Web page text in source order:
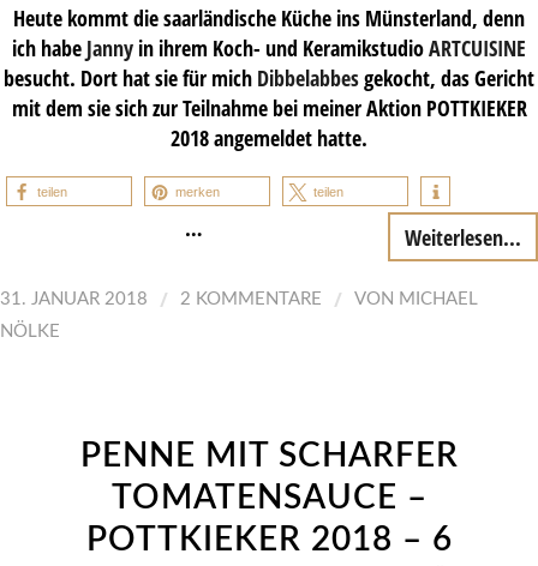
Heute kommt die saarländische Küche ins Münsterland, denn
ich habe Janny in ihrem Koch- und KeramikstudioARTCUISINE
besucht. Dort hat sie für mich Dibbelabbesgekocht, das Gericht
mit dem sie sich zur Teilnahme bei meiner Aktion POTTKIEKER
2018 angemeldet hatte.
teilen merken teilen
… Weiterlesen...
31. JANUAR 2018 / 2 KOMMENTARE / VON MICHAEL
NÖLKE
PENNE MIT SCHARFER
TOMATENSAUCE –
POTTKIEKER 2018 – 6